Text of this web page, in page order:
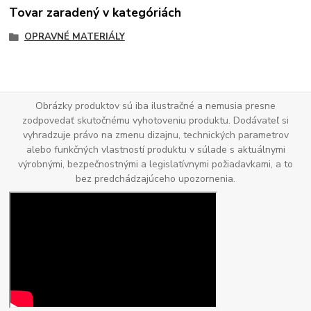
Tovar zaradený v kategóriách
OPRAVNÉ MATERIÁLY
Obrázky produktov sú iba ilustračné a nemusia presne
zodpovedať skutočnému vyhotoveniu produktu. Dodávateľ si
vyhradzuje právo na zmenu dizajnu, technických parametrov
alebo funkčných vlastností produktu v súlade s aktuálnymi
výrobnými, bezpečnostnými a legislatívnymi požiadavkami, a to
bez predchádzajúceho upozornenia.